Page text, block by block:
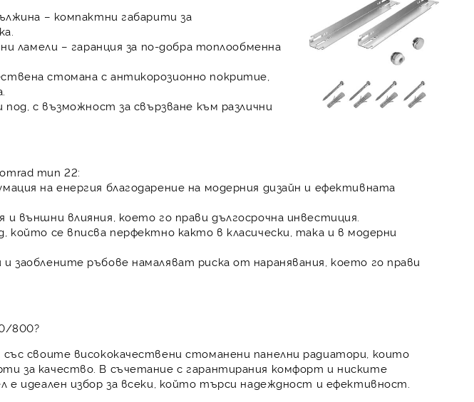
– компактни габарити за
ламели – гаранция за по-добра топлообменна
стомана с антикорозионно покритие,
с възможност за свързване към различни
тип 22:
на енергия благодарение на модерния дизайн и ефективната
и външни влияния, което го прави дългосрочна инвестиция.
който се вписва перфектно както в класически, така и в модерни
заоблените ръбове намаляват риска от наранявания, което го прави
800?
своите висококачествени стоманени панелни радиатори, които
за качество. В съчетание с гарантирания комфорт и ниските
е идеален избор за всеки, който търси надеждност и ефективност.